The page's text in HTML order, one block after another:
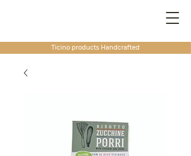
Ticino products Handcrafted